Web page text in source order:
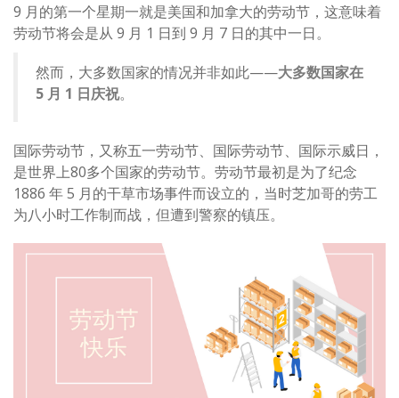
9 月的第一个星期一就是美国和加拿大的劳动节，这意味着
劳动节将会是从 9 月 1 日到 9 月 7 日的其中一日。
然而，大多数国家的情况并非如此——大多数国家在
5 月 1 日庆祝。
国际劳动节，又称五一劳动节、国际劳动节、国际示威日，
是世界上80多个国家的劳动节。劳动节最初是为了纪念
1886 年 5 月的干草市场事件而设立的，当时芝加哥的劳工
为八小时工作制而战，但遭到警察的镇压。